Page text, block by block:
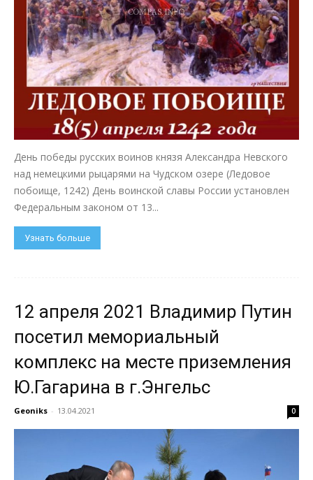
День победы русских воинов князя Александра Невского
над немецкими рыцарями на Чудском озере (Ледовое
побоище, 1242) День воинской славы России установлен
Федеральным законом от 13...
Узнать больше
12 апреля 2021 Владимир Путин
посетил мемориальный
комплекс на месте приземления
Ю.Гагарина в г.Энгельс
Geoniks - 13.04.2021 0